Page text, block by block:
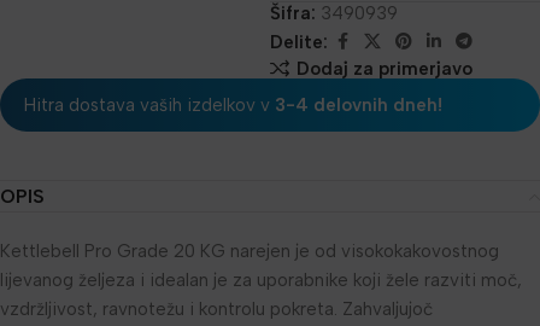
Šifra: 3490939
Delite:
Dodaj za primerjavo
Hitra dostava vaših izdelkov v 3-4 delovnih dneh!
OPIS
Kettlebell Pro Grade 20 KG narejen je od visokokakovostnog
lijevanog željeza i idealan je za uporabnike koji žele razviti moč,
vzdržljivost, ravnotežu i kontrolu pokreta. Zahvaljujoč